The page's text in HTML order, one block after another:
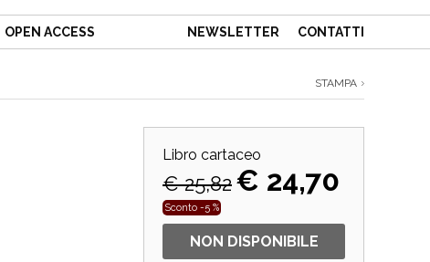
OPEN ACCESS NEWSLETTER CONTATTI
STAMPA
Libro cartaceo
€ 25,82€ 24,70
Sconto -5 %
NON DISPONIBILE